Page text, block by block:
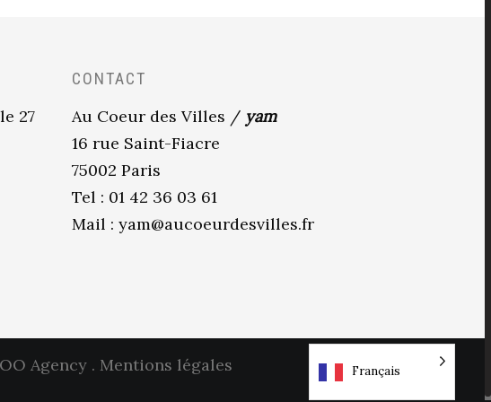
27
CONTACT
Au Coeur des Villes / yam
16 rue Saint-Fiacre
75002 Paris
Tel : 01 42 36 03 61
Mail : yam@aucoeurdesvilles.fr
Agency . Mentions légales Français